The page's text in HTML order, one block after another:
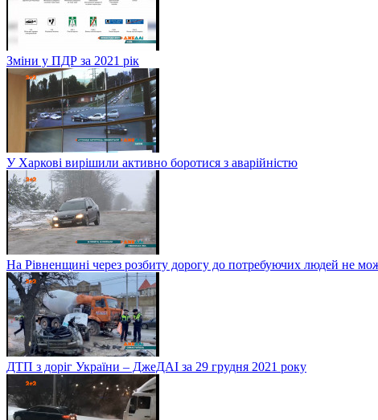
Зміни у ПДР за 2021 рік
У Харкові вирішили активно боротися з аварійністю
На Рівненщині через розбиту дорогу до потребуючих людей не
ДТП з доріг України – ДжеДАІ за 29 грудня 2021 року